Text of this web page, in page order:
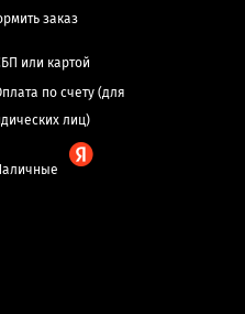
заказ